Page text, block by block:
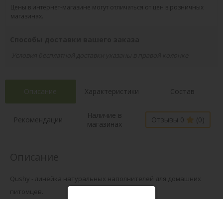
Цены в интернет-магазине могут отличаться от цен в розничных
магазинах.
Описание Характеристики Состав
Рекомендации
Наличие в
магазинах
Отзывы 0 (0)
Qushy - линейка натуральных наполнителей для домашних
питомцев.